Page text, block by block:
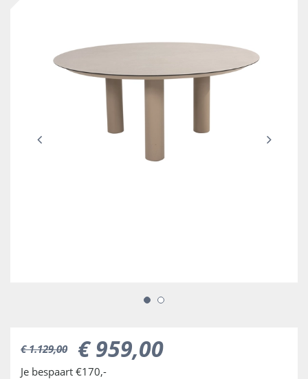
€ 1.129,00 € 959,00
Je bespaart €170,-